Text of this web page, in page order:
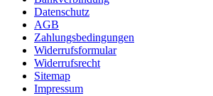
Datenschutz
AGB
Zahlungsbedingungen
Widerrufsformular
Widerrufsrecht
Sitemap
Impressum